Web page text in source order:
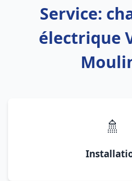
Service:
électrique
🚿